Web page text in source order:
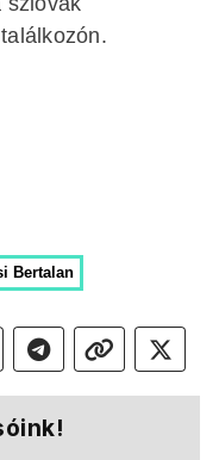
Bertalan